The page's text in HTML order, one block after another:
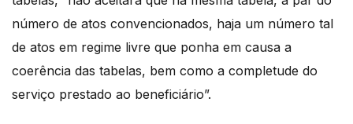
número de atos convencionados, haja um número tal
de atos em regime livre que ponha em causa a
coerência das tabelas, bem como a completude do
serviço prestado ao beneficiário”.